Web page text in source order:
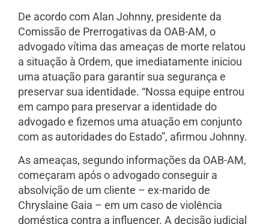
De acordo com Alan Johnny, presidente da
Comissão de Prerrogativas da OAB-AM, o
advogado vítima das ameaças de morte relatou
a situação à Ordem, que imediatamente iniciou
uma atuação para garantir sua segurança e
preservar sua identidade. “Nossa equipe entrou
em campo para preservar a identidade do
advogado e fizemos uma atuação em conjunto
com as autoridades do Estado”, afirmou Johnny.
As ameaças, segundo informações da OAB-AM,
começaram após o advogado conseguir a
absolvição de um cliente – ex-marido de
Chryslaine Gaia – em um caso de violência
doméstica contra a influencer. A decisão judicial